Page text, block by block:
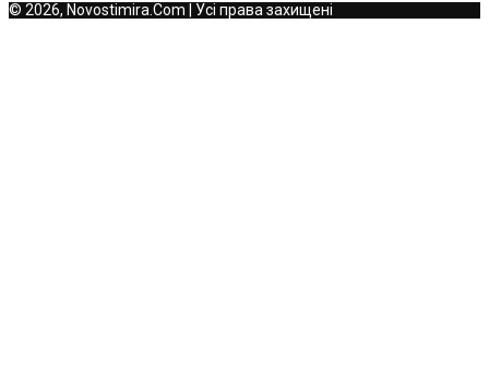
© 2026, Novostimira.Com | Усі права захищені